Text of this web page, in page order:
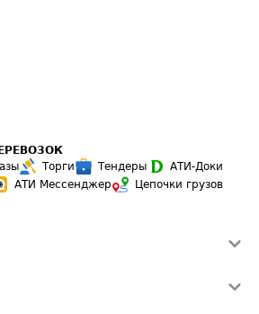
Торги Тендеры
АТИ-Доки
АТИ Мессенджер
Цепочки грузов